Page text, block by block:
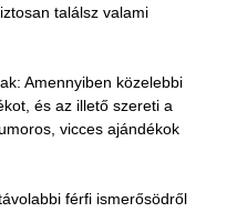
találsz valami
Amennyiben közelebbi
és az illető szereti a
vicces ajándékok
férfi ismerősödről